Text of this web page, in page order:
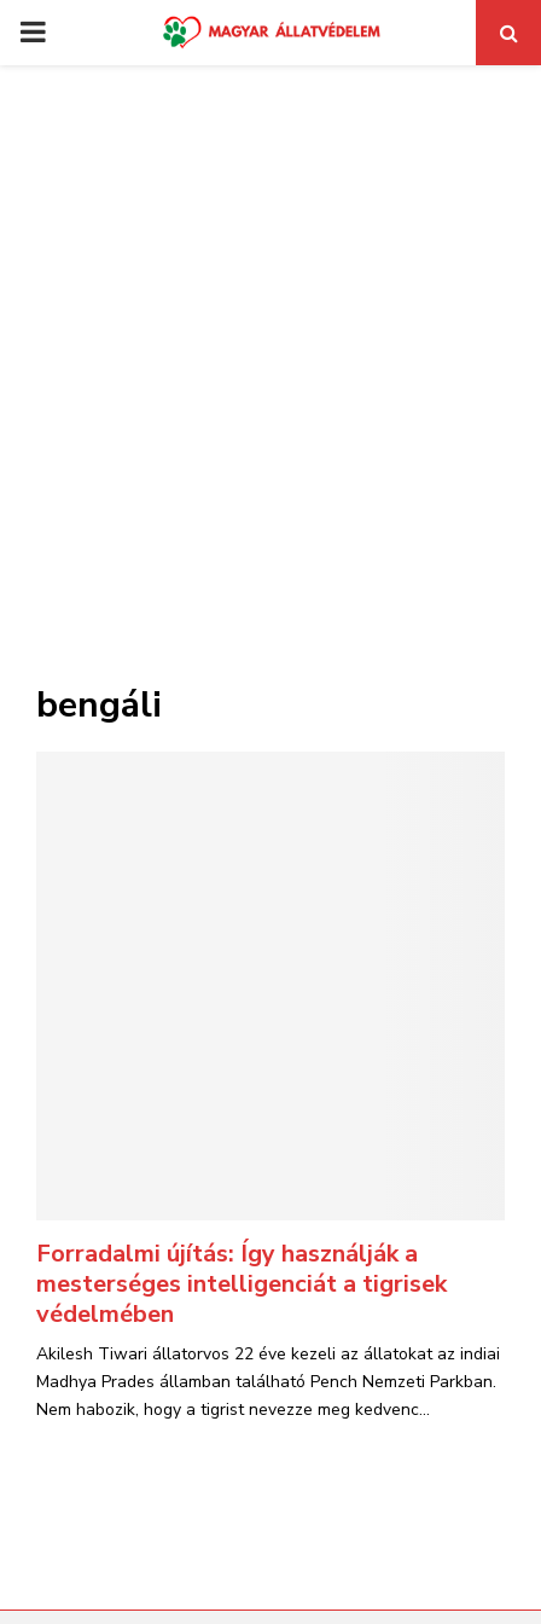
PRIMARY
bengáli
Forradalmi újítás: Így használják a
mesterséges intelligenciát a tigrisek
védelmében
Akilesh Tiwari állatorvos 22 éve kezeli az állatokat az indiai
Madhya Prades államban található Pench Nemzeti Parkban.
Nem habozik, hogy a tigrist nevezze meg kedvenc...